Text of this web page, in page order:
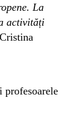
La
activități
profesoarele